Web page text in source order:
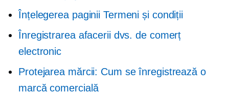
Înțelegerea paginii Termeni și condiții
Înregistrarea afacerii dvs. de comerț
electronic
Protejarea mărcii: Cum se înregistrează o
marcă comercială